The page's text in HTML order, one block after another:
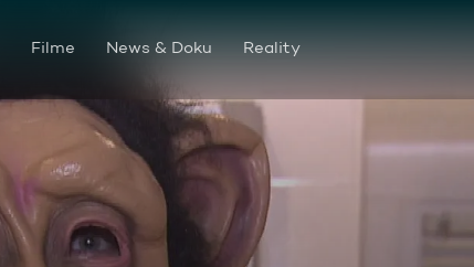
Filme News & Doku Reality